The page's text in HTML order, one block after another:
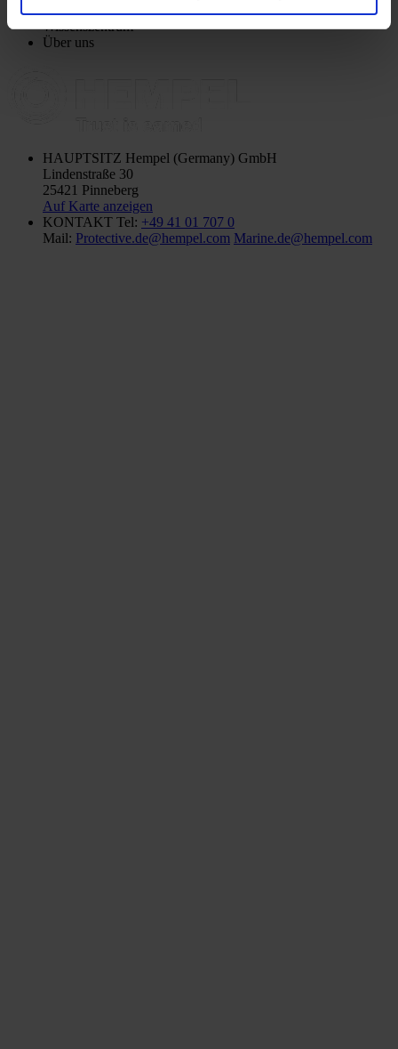
Nachhaltigkeit
Wissenszentrum
Über uns
HAUPTSITZ Hempel (Germany) GmbH
Lindenstraße 30
25421 Pinneberg
Auf Karte anzeigen
KONTAKT Tel: +49 41 01 707 0
Mail: Protective.de@hempel.com Marine.de@hempel.com